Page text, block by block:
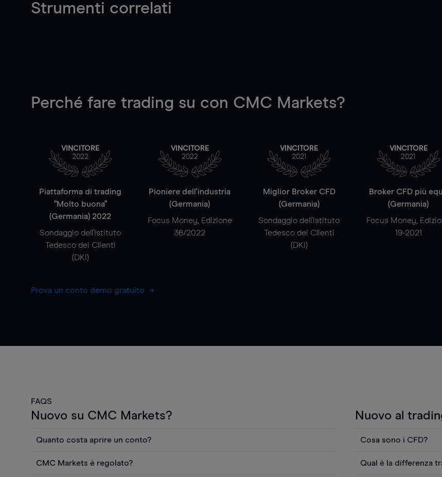
Strumenti correlati
Perché fare trading su con CMC Markets?
VINCITORE
2022
Piattaforma di trading
"Molto buona"
(Germania) 2022
Sondaggio dell'Istituto
Tedesco dei Clienti
(DKI)
VINCITORE
2022
Pioniere dell'industria
(Germania)
Focus Money, Edizione
36/2022
VINCITORE
2021
Miglior Broker CFD
(Germania)
Sondaggio dell'Istituto
Tedesco dei Clienti
(DKI)
VINCITORE
2021
Broker CFD più
(Germania)
Focus Money,
19-2021
Prova un conto demo gratuito
FAQS
Nuovo su CMC Markets?
Quanto costa aprire un conto?
gratuitamente i prezzi e utilizzare strumenti come grafici, notizie Reuters o
CMC Markets è regolato?
Nuovo al
Cosa sono i CFD?
fare trading sul
Qual è la differenza